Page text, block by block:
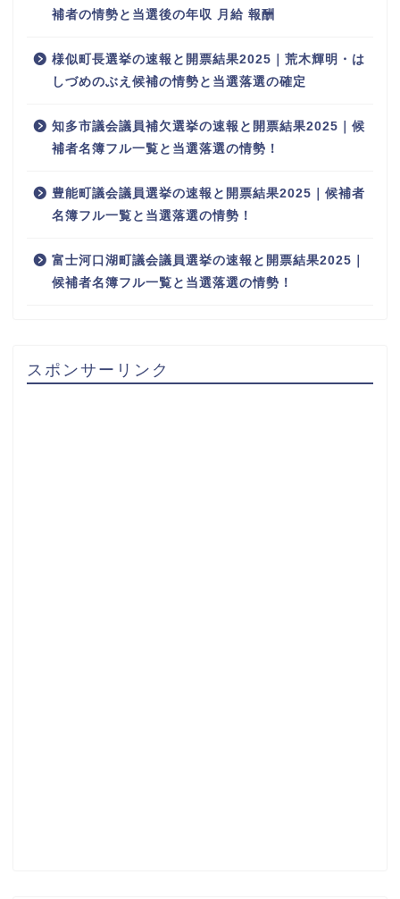
補者の情勢と当選後の年収 月給 報酬
様似町長選挙の速報と開票結果2025｜荒木輝明・は
しづめのぶえ候補の情勢と当選落選の確定
知多市議会議員補欠選挙の速報と開票結果2025｜候
補者名簿フル一覧と当選落選の情勢！
豊能町議会議員選挙の速報と開票結果2025｜候補者
名簿フル一覧と当選落選の情勢！
富士河口湖町議会議員選挙の速報と開票結果2025｜
候補者名簿フル一覧と当選落選の情勢！
スポンサーリンク